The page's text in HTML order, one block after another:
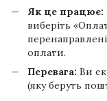
Як це працює:
виберіть
оплати.
Перевага: Ви
(яку беруть